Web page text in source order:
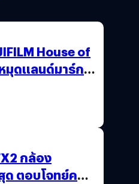
House of
มุดแลนด์มาร์ก
กล้อง
ด ตอบโจทย์ครี